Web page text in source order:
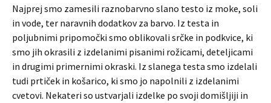
Najprej smo zamesili raznobarvno slano testo iz moke, soli
in vode, ter naravnih dodatkov za barvo. Iz testa in
poljubnimi pripomočki smo oblikovali srčke in podkvice, ki
smo jih okrasili z izdelanimi pisanimi rožicami, deteljicami
in drugimi primernimi okraski. Iz slanega testa smo izdelali
tudi prtiček in košarico, ki smo jo napolnili z izdelanimi
cvetovi. Nekateri so ustvarjali izdelke po svoji domišljiji in